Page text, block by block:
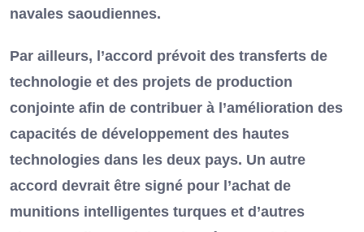
navales saoudiennes.
Par ailleurs, l’accord prévoit des transferts de
technologie et des projets de production
conjointe afin de contribuer à l’amélioration des
capacités de développement des hautes
technologies dans les deux pays. Un autre
accord devrait être signé pour l’achat de
munitions intelligentes turques et d’autres